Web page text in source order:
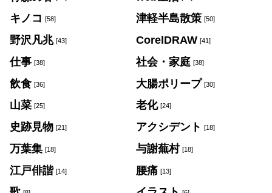
キノコ [58] 津軽半島散策 [50]
野沢凡兆 [43] CorelDRAW [41]
仕事 [38] 社会・家庭 [38]
飲食 [36] 大腸ポリープ [30]
山菜 [25] 老化 [24]
史跡見物 [21] アクシデント [18]
万葉集 [18] 与謝蕪村 [18]
江戸俳諧 [14] 腰痛 [13]